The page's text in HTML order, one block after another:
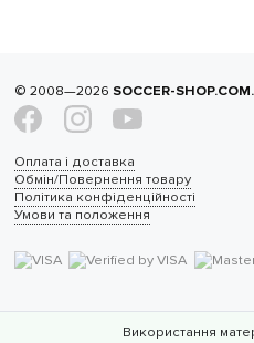
© 2008—2026 SOCCER-
Оплата і доставка
Обмін/Повернення товару
Політика конфіденційності
Умови та положення
Використання